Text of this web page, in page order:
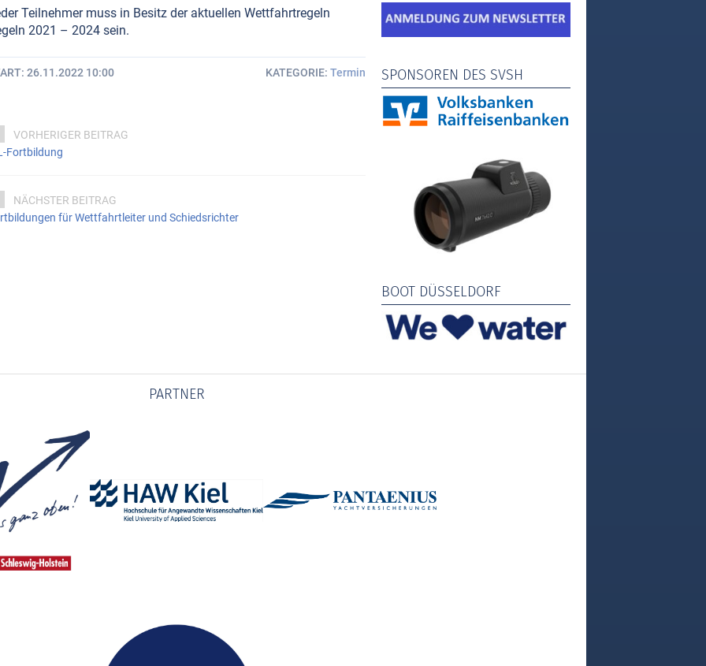
Teilnehmer muss in Besitz der aktuellen Wettfahrtregeln
2021 – 2024 sein.
26.11.2022 10:00 KATEGORIE Termin
VORHERIGER BEITRAG
Fortbildung
NÄCHSTER BEITRAG
für Wettfahrtleiter und Schiedsrichter
SPONSOREN DES SVSH
BOOT DÜSSELDORF
PARTNER